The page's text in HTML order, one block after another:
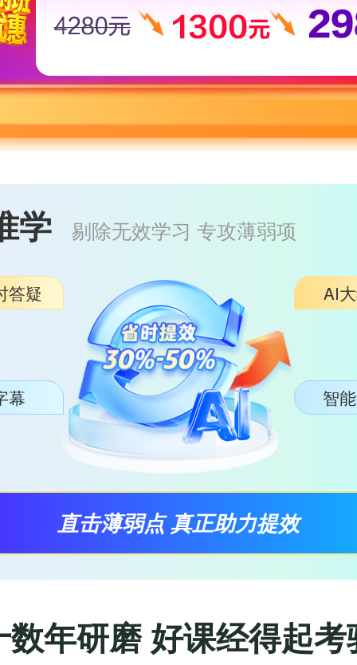
学 剔除无效学习 专攻薄弱项
答疑
幕
AI
智
直击薄弱点 真正助力提效
数年研磨 好课经得起考